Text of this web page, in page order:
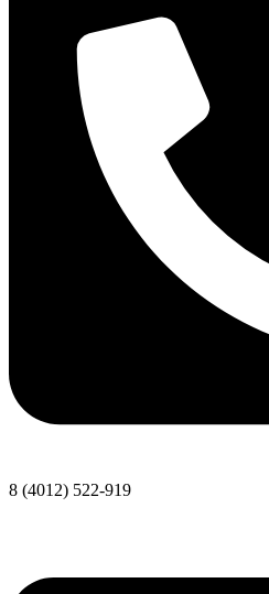
8 (4012) 522-919